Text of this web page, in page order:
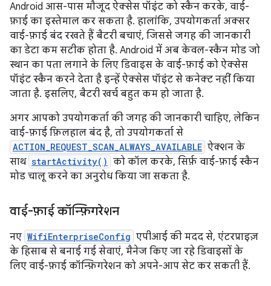
Android आस-पास मौजूद ऐक्सेस पॉइंट को स्कैन करके, वाई-
फ़ाई का इस्तेमाल कर सकता है. हालांकि, उपयोगकर्ता अक्सर
वाई-फ़ाई बंद रखते हैं बैटरी बचाएं, जिससे जगह की जानकारी
का डेटा कम सटीक होता है. Android में अब केवल-स्कैन मोड जो
स्थान का पता लगाने के लिए डिवाइस के वाई-फ़ाई को ऐक्सेस
पॉइंट स्कैन करने देता है इन्हें ऐक्सेस पॉइंट से कनेक्ट नहीं किया
जाता है. इसलिए, बैटरी खर्च बहुत कम हो जाता है.
अगर आपको उपयोगकर्ता की जगह की जानकारी चाहिए, लेकिन
वाई-फ़ाई फ़िलहाल बंद है, तो उपयोगकर्ता से
ACTION_REQUEST_SCAN_ALWAYS_AVAILABLE ऐक्शन के
साथ startActivity() को कॉल करके, सिर्फ़ वाई-फ़ाई स्कैन
मोड चालू करने का अनुरोध किया जा सकता है.
वाई-फ़ाई कॉन्फ़िगरेशन
नए WifiEnterpriseConfig एपीआई की मदद से, एंटरप्राइज़
के हिसाब से बनाई गई सेवाएं, मैनेज किए जा रहे डिवाइसों के
लिए वाई-फ़ाई कॉन्फ़िगरेशन को अपने-आप सेट कर सकती हैं.